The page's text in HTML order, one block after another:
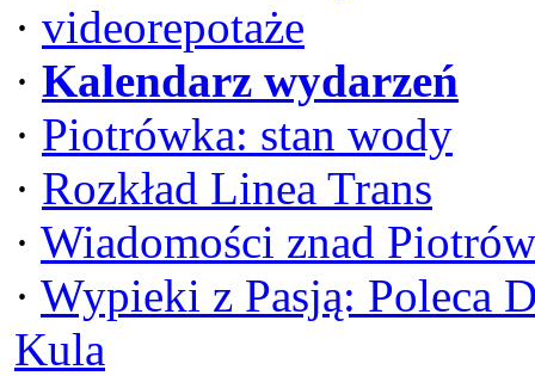
· videorepotaże
· Kalendarz wydarzeń
· Piotrówka: stan wody
· Rozkład Linea Trans
· Wiadomości znad
· Wypieki z Pasją: Poleca
Kula